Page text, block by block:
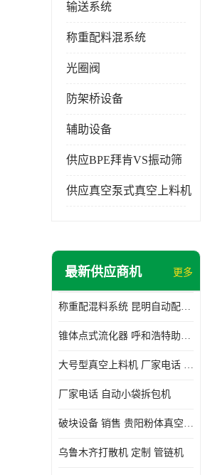
输送系统
称重配料混系统
光圈阀
防架桥设备
辅助设备
供应BPE拜肯VS振动筛
供应真空泵式真空上料机
最新供应商机 更多
称重配混料系统 昆明自动配料系统 厂家电话
锥体点式流化器 呼和浩特助流料斗 厂家
大号型真空上料机 厂家电话 武汉粉体料管链机
厂家电话 自动小袋拆包机
破块设备 销售 贵阳粉体真空上料机
乌鲁木齐打散机 定制 管链机